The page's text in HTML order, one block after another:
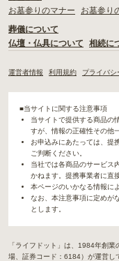
お墓参りのマナー
お墓参り
葬儀について
仏壇・仏具について
相続に
運営者情報 利用規約 プライバシ
■当サイトに関する注意事項
当サイトで提供する商品の
すが、情報の正確性その他
お申込みにあたっては、提
ご判断ください。
当社では各商品のサービス
かねます。提携事業者に直
本ページのいかなる情報に
なお、本注意事項に定めが
とします。
「ライフドット」は、1984年創
場、証券コード：6184）が運営し